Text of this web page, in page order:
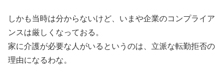
しかも当時は分からないけど、いまや企業のコンプライア
ンスは厳しくなっておる。
家に介護が必要な人がいるというのは、立派な転勤拒否の
理由になるわな。